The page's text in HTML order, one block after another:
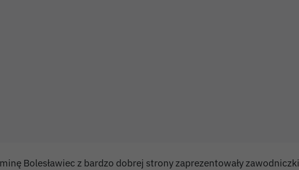
Bolesławiec z bardzo dobrej strony zaprezentowały zawodniczki